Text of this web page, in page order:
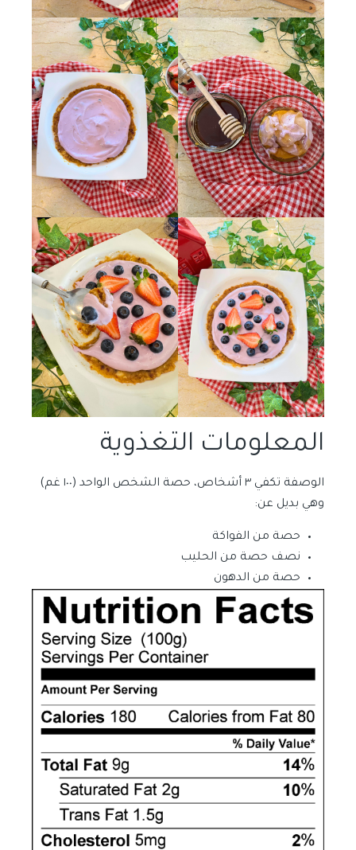
المعلومات التغذوية
الوصفة تكفي ٣ أشخاص، حصة الشخص الواحد (١٠٠ غم)
وهي بديل عن:
حصة من الفواكة
نصف حصة من الحليب
حصة من الدهون